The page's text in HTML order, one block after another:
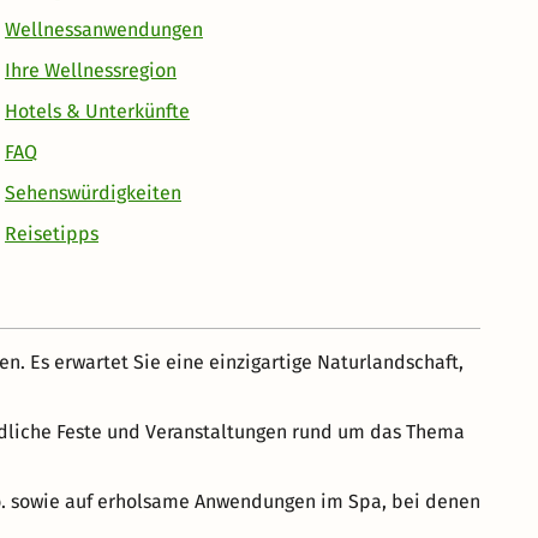
Wellnessanwendungen
Ihre Wellnessregion
Hotels & Unterkünfte
FAQ
Sehenswürdigkeiten
Reisetipps
Es erwartet Sie eine einzigartige Naturlandschaft,
Feste und Veranstaltungen rund um das Thema
auf erholsame Anwendungen im Spa, bei denen